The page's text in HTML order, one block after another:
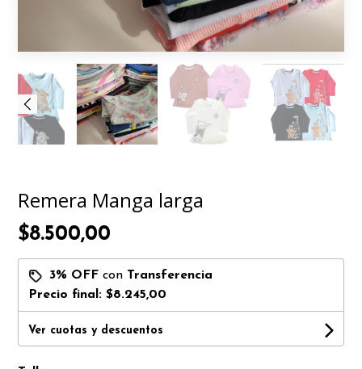
Remera Manga larga
$8.500,00
3% OFF con Transferencia
Precio final:$8.245,00
Ver cuotas y descuentos